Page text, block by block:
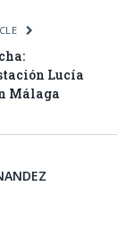
Lucía
Málaga